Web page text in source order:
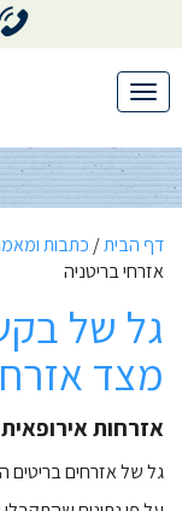
Toggle
דף הבית/ כתבות
אזרחי בריטניה
גל של
מצד
אזרחות אירופאית
גל של אזרחים בריטים